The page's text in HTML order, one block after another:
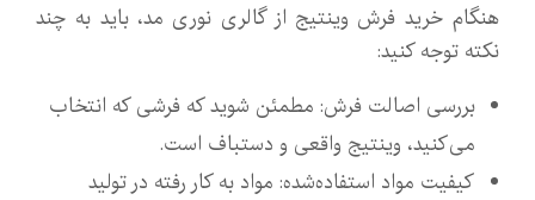
هنگام خرید فرش وینتیج از گالری نوری مد، باید به چند
نکته توجه کنید:
بررسی اصالت فرش: مطمئن شوید که فرشی که انتخاب
می‌کنید، وینتیج واقعی و دستباف است.
کیفیت مواد استفاده‌شده: مواد به کار رفته در تولید